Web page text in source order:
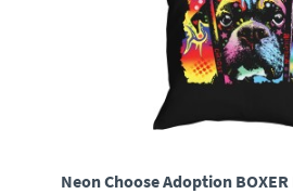
Neon Choose Adoption